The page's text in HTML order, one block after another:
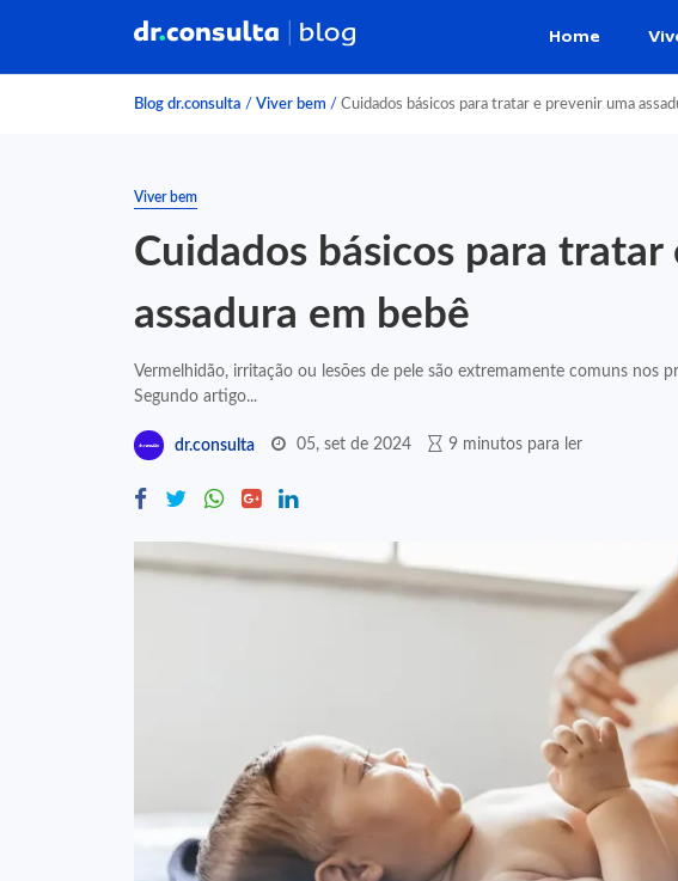
Home
Blog dr.consulta / Viver bem / Cuidados básicos para tratar e prevenir uma
Viver bem
Cuidados básicos para tratar
assadura em bebê
Vermelhidão, irritação ou lesões de pele são extremamente comuns nos
Segundo artigo...
dr.consulta 05, set de 2024 9 minutos para ler